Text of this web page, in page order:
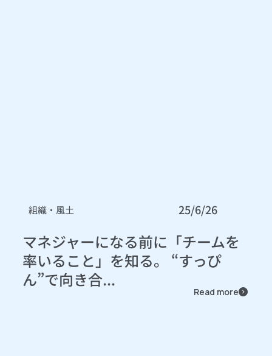
組織・風土 25/6/26
マネジャーになる前に「チームを
率いること」を知る。 “すっぴ
ん”で向き合...
Read more